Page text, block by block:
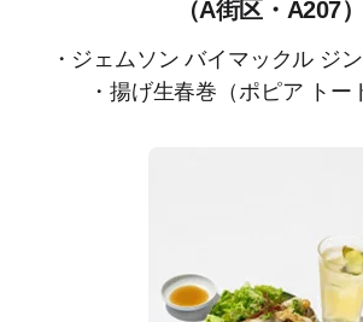
（A街区・A207）
・ジェムソン バイマックル ジ
・揚げ生春巻（ポピア トー